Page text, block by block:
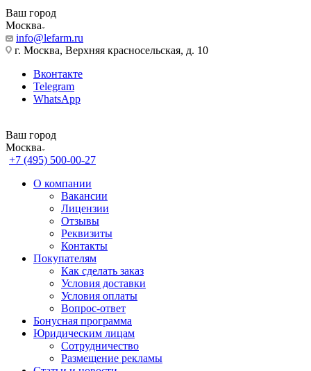
Ваш город
Москва
info@lefarm.ru
г. Москва, Верхняя красносельская, д. 10
Вконтакте
Telegram
WhatsApp
Ваш город
Москва
+7 (495) 500-00-27
О компании
Вакансии
Лицензии
Отзывы
Реквизиты
Контакты
Покупателям
Как сделать заказ
Условия доставки
Условия оплаты
Вопрос-ответ
Бонусная программа
Юридическим лицам
Сотрудничество
Размещение рекламы